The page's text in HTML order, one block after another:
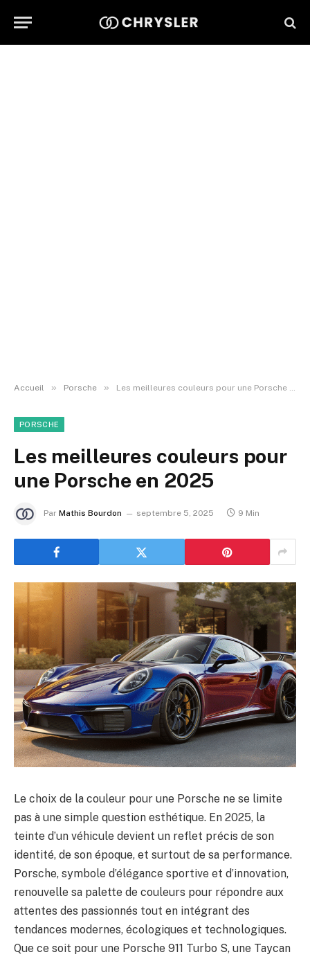
Accueil » Porsche » Les meilleures couleurs pour une Porsche en 2025
PORSCHE
Les meilleures couleurs pour
une Porsche en 2025
Par Mathis Bourdon septembre 5, 2025 9 Min
Le choix de la couleur pour une Porsche ne se limite
pas à une simple question esthétique. En 2025, la
teinte d’un véhicule devient un reflet précis de son
identité, de son époque, et surtout de sa performance.
Porsche, symbole d’élégance sportive et d’innovation,
renouvelle sa palette de couleurs pour répondre aux
attentes des passionnés tout en intégrant des
tendances modernes, écologiques et technologiques.
Que ce soit pour une Porsche 911 Turbo S, une Taycan